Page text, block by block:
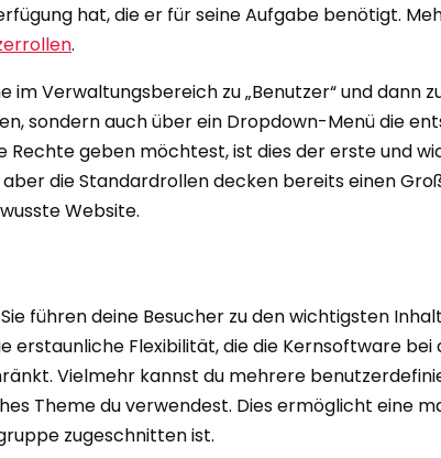
hat, die er für seine Aufgabe benötigt.
.
Verwaltungsbereich zu „Benutzer“ und dann
sondern auch über ein Dropdown-Menü die
geben möchtest, ist dies der erste und
die Standardrollen decken bereits einen
Website.
führen deine Besucher zu den wichtigsten
erstaunliche Flexibilität, die die Kernsoftware
Vielmehr kannst du mehrere
Theme du verwendest. Dies ermöglicht eine
zugeschnitten ist.